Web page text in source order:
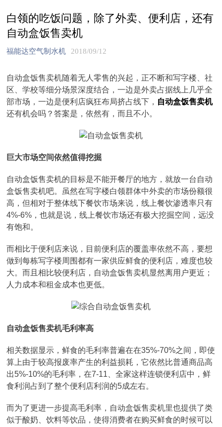
白领的吃饭问题，除了外卖、便利店，还有
自动盒饭售卖机
福能达空气制水机 2018/09/12
自动盒饭售卖机随着无人零售的兴起，正不断和写字楼、社
区、学校等细分场景深度结合，一边是外卖占据线上几乎全
部市场，一边是便利店疯狂布局挤占线下， 自动盒饭售卖机
还有机会吗？答案是，依然有，而且不小。
巨大市场空间依然值得挖掘
自动盒饭售卖机的目标是不能开餐厅的地方，就放一台自动
盒饭售卖机吧。虽然在写字楼白领群体中外卖的市场份额很
高，但相对于整体线下餐饮市场来说，线上餐饮渗透率只有
4%-6%，也就是说，线上餐饮市场还有极大挖掘空间，远没
有饱和。
而相比于便利店来说，目前便利店的覆盖率依然不高，要想
做到每栋写字楼周围都有一家供应鲜食的便利店，难度也较
大。而且相比较便利店，自动盒饭售卖机显然离用户更近；
人力成本和租金成本也更低。
自动盒饭售卖机毛利率高
相关数据显示，鲜食的毛利率普遍在在35%-70%之间，即使
算上由于较高报废率产生的利益损耗，它依然比普通商品高
出5%-10%的毛利率，在7-11、全家这样连锁便利店中，鲜
食利润占到了整个便利店利润的5成左右。
而为了更进一步提高毛利率，自动盒饭售卖机里也提供了类
似于酸奶、饮料等饮品，使得消费者在购买鲜食的时候可以